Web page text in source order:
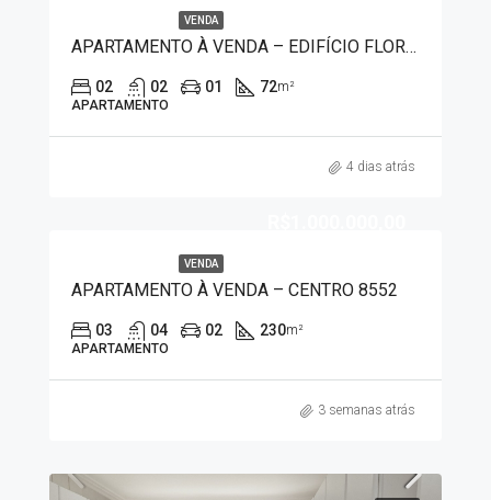
VENDA
APARTAMENTO À VENDA – EDIFÍCIO FLORIANO 2975
02 02 01 72m²
APARTAMENTO
4 dias atrás
VENDA
APARTAMENTO À VENDA – CENTRO 8552
03 04 02 230m²
APARTAMENTO
3 semanas atrás